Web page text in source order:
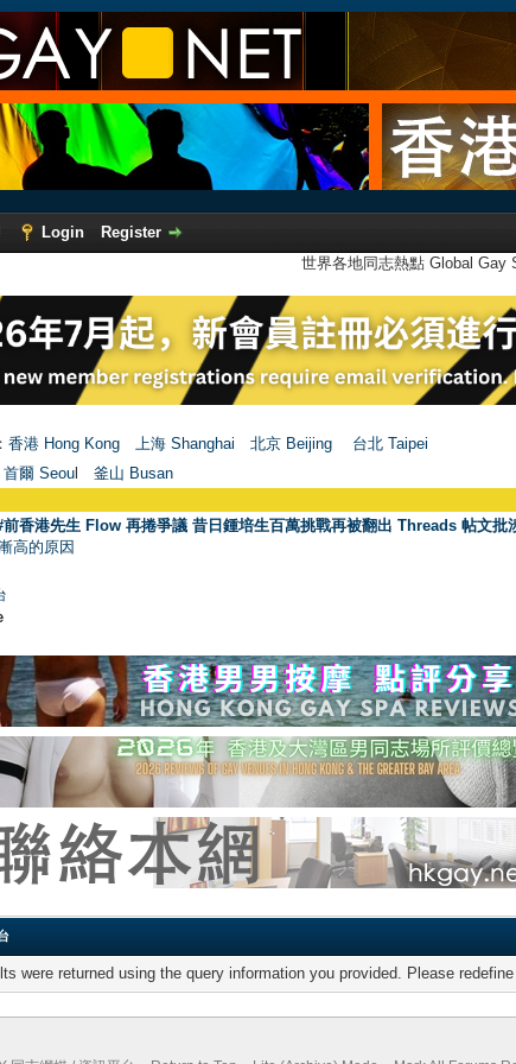
Login
Register
世界各地同志熱點 Global Gay
香港 Hong Kong 上海 Shanghai 北京 Beijing 台北 Taipei
首爾 Seou 釜山 Busan
前香港先生 Flow 再捲爭議 昔日鍾培生百萬挑戰再被翻出 Threads 帖文批
高的原因
were returned using the query information you provided. Please